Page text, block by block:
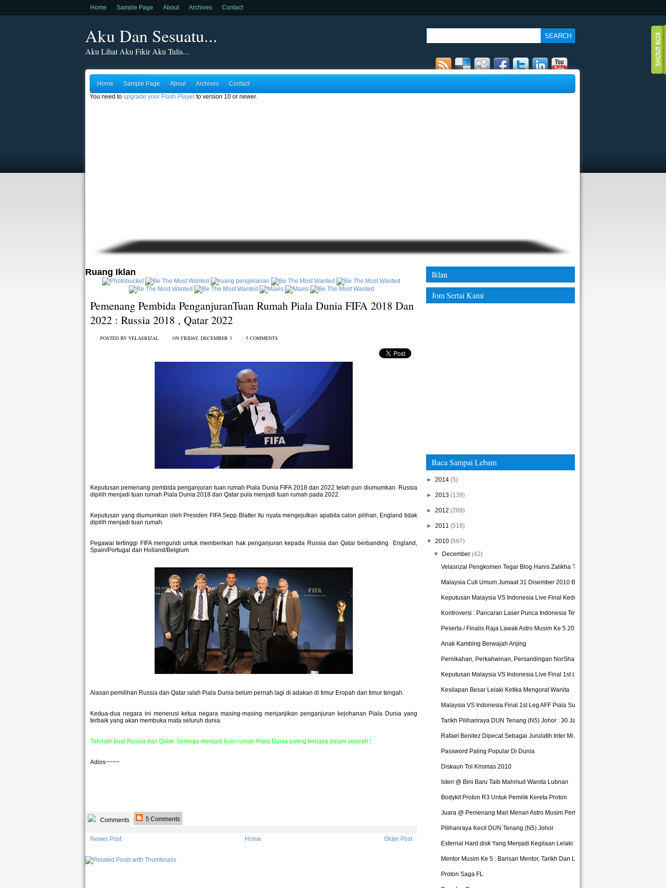
Home Sample Page About Archives Contact
Aku Dan Sesuatu...
Aku Lihat Aku Fikir Aku Tulis...
Home Sample Page About Archives
Contact
You need to upgrade your Flash Player to version 10 or newer.
Ruang Iklan
Pemenang Pembida PenganjuranTuan Rumah Piala Dunia FIFA 2018 Dan
2022 : Russia 2018 , Qatar 2022
POSTED BY VELASRIZAL ON FRIDAY, DECEMBER 3 5 COMMENTS
Keputusan pemenang pembida penganjuran tuan rumah Piala Dunia FIFA 2018 dan 2022 telah pun diumumkan. Russia
dipilih menjadi tuan rumah Piala Dunia 2018 dan Qatar pula menjadi tuan rumah pada 2022.
Keputusan yang diumumkan oleh Presiden FIFA Sepp Blatter itu nyata mengejutkan apabila calon pilihan, England tidak
dipilih menjadi tuan rumah.
Pegawai tertinggi FIFA mengundi untuk memberikan hak penganjuran kepada Russia dan Qatar berbanding England,
Spain/Portugal dan Holland/Belgium
Alasan pemilihan Russia dan Qatar ialah Piala Dunia belum pernah lagi di adakan di timur Eropah dan timur tengah.
Kedua-dua negara ini menerusi ketua negara masing-masing menjanjikan penganjuran kejohanan Piala Dunia yang
terbaik yang akan membuka mata seluruh dunia.
Tahniah buat Russia dan Qatar. Semoga menjadi tuan rumah Piala Dunia paling berjaya dalam sejarah !
Adios~~~~
Comments 5 Comments
Newer Post Older Post
Home
Iklan
Jom Sertai Kami
Baca Sampai Lebam
► 2014 (5)
► 2013 (139)
► 2012 (289)
► 2011 (518)
▼ 2010 (567)
▼
December (42)
Velasrizal Pengkomen Tegar Blog Hanis Zalikha ?
Malaysia Cuti Umum Jumaat 31 Disember 2010 Bagi M...
Keputusan Malaysia VS Indonesia Live Final Kedua (...
Kontroversi : Pancaran Laser Punca Indonesia Tewa...
Peserta / Finalis Raja Lawak Astro Musim Ke 5 2011
Anak Kambing Berwajah Anjing
Pernikahan, Perkahwinan, Persandingan NorShahrul ...
Keputusan Malaysia VS Indonesia Live Final 1st Leg...
Kesilapan Besar Lelaki Ketika Mengorat Wanita
Malaysia VS Indonesia Final 1st Leg AFF Piala Suzu...
Tarikh Pilihanraya DUN Tenang (N5) Johor : 30 Jan ...
Rafael Benitez Dipecat Sebagai Jurulatih Inter Mi...
Password Paling Popular Di Dunia
Diskaun Tol Krismas 2010
Isteri @ Bini Baru Taib Mahmud Wanita Lubnan
Bodykit Proton R3 Untuk Pemilik Kereta Proton
Juara @ Pemenang Mari Menari Astro Musim Pertama 2...
Pilihanraya Kecil DUN Tenang (N5) Johor
External Hard disk Yang Menjadi Kegilaan Lelaki
Mentor Musim Ke 5 : Barisan Mentor, Tarikh Dan Lok...
Proton Saga FL